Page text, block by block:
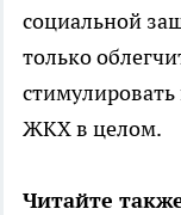
социальной
только
ЖКХ в целом.
Читайте